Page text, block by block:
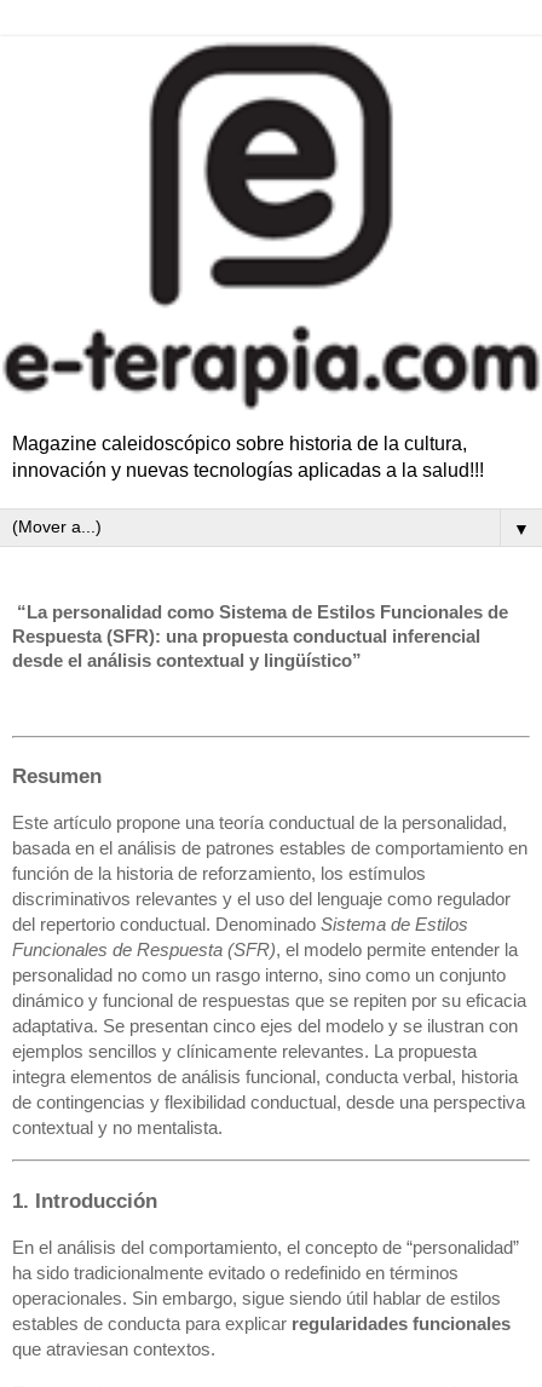
Magazine caleidoscópico sobre historia de la cultura,
innovación y nuevas tecnologías aplicadas a la salud!!!
▼
“La personalidad como Sistema de Estilos Funcionales de
Respuesta (SFR): una propuesta conductual inferencial
desde el análisis contextual y lingüístico”
Resumen
Este artículo propone una teoría conductual de la personalidad,
basada en el análisis de patrones estables de comportamiento en
función de la historia de reforzamiento, los estímulos
discriminativos relevantes y el uso del lenguaje como regulador
del repertorio conductual. Denominado Sistema de Estilos
Funcionales de Respuesta (SFR), el modelo permite entender la
personalidad no como un rasgo interno, sino como un conjunto
dinámico y funcional de respuestas que se repiten por su eficacia
adaptativa. Se presentan cinco ejes del modelo y se ilustran con
ejemplos sencillos y clínicamente relevantes. La propuesta
integra elementos de análisis funcional, conducta verbal, historia
de contingencias y flexibilidad conductual, desde una perspectiva
contextual y no mentalista.
1. Introducción
En el análisis del comportamiento, el concepto de “personalidad”
ha sido tradicionalmente evitado o redefinido en términos
operacionales. Sin embargo, sigue siendo útil hablar de estilos
estables de conducta para explicar regularidades funcionales
que atraviesan contextos.